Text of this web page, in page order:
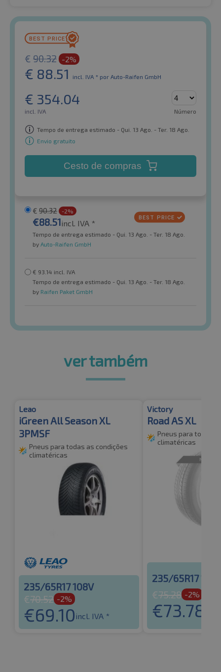
€ 90.32 -2%
€ 88.51 incl. IVA * por Auto-Raifen GmbH
€ 354.04
incl. IVA Número
Tempo de entrega estimado - Qui. 13 Ago. - Ter. 18 Ago.
Envio gratuito
Cesto de compras
€ 90.32 -2%
€88.51incl. IVA *
Tempo de entrega estimado - Qui. 13 Ago. - Ter. 18 Ago.
by Auto-Raifen GmbH
€ 93.14 incl. IVA
Tempo de entrega estimado - Qui. 13 Ago. - Ter. 18 Ago.
by Raifen Paket GmbH
ver também
Leao
iGreen All Season XL
3PMSF
Pneus para todas as condições
climatéricas
235/65R17 108V
€70.52 -2%
€69.10 incl. IVA *
Victory
Road AS XL
Pneus para todas
climatéricas
235/65R17
€75.28 -2%
€73.78